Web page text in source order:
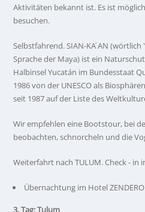
Aktivitäten bekannt ist. Es ist
besuchen.
Selbstfahrend. SIAN-KA ́AN
Sprache der Maya) ist ein
Halbinsel Yucatán im Bundesstaat
1986 von der UNESCO als
seit 1987 auf der Liste des
Wir empfehlen eine Bootstour, bei
beobachten, schnorcheln und die
Weiterfahrt nach TULUM. Check - in
Übernachtung im Hotel
3. Tag: Tulum